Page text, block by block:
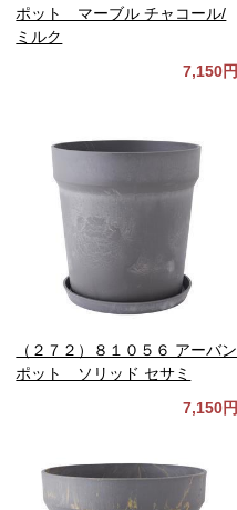
ポット マーブル チャコール/
ミルク
7,150円
（２７２）８１０５６ アーバン
ポット ソリッド セサミ
7,150円